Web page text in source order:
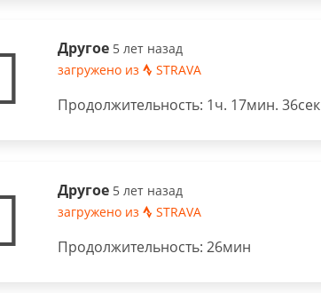
Другое 5 лет назад
загружено из
STRAVA
Продолжительность: 1ч. 17мин. 36сек
Другое 5 лет назад
загружено из
STRAVA
Продолжительность: 26мин